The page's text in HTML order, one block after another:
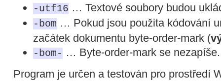
-utf16 … Textové soubory budou
-bom … Pokud jsou použita kódování
začátek dokumentu byte-order-mark (
-bom- … Byte-order-mark se nezapíše.
Program je určen a testován pro prostředí